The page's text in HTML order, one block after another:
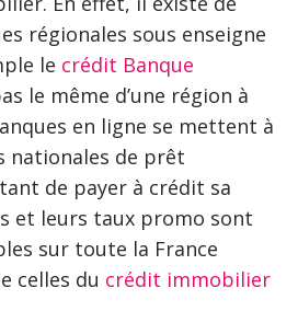
régionales sous enseigne
le crédit Banque
le même d’une région à
en ligne se mettent à
nationales de prêt
de payer à crédit sa
et leurs taux promo sont
sur toute la France
celles du crédit immobilier